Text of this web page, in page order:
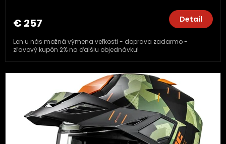
€ 257 Detail
Len u nás možná výmena veľkosti - doprava zadarmo -
zľavový kupón 2% na ďalšiu objednávku!